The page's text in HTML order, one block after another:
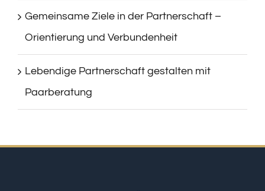
Gemeinsame Ziele in der Partnerschaft –
Orientierung und Verbundenheit
Lebendige Partnerschaft gestalten mit
Paarberatung